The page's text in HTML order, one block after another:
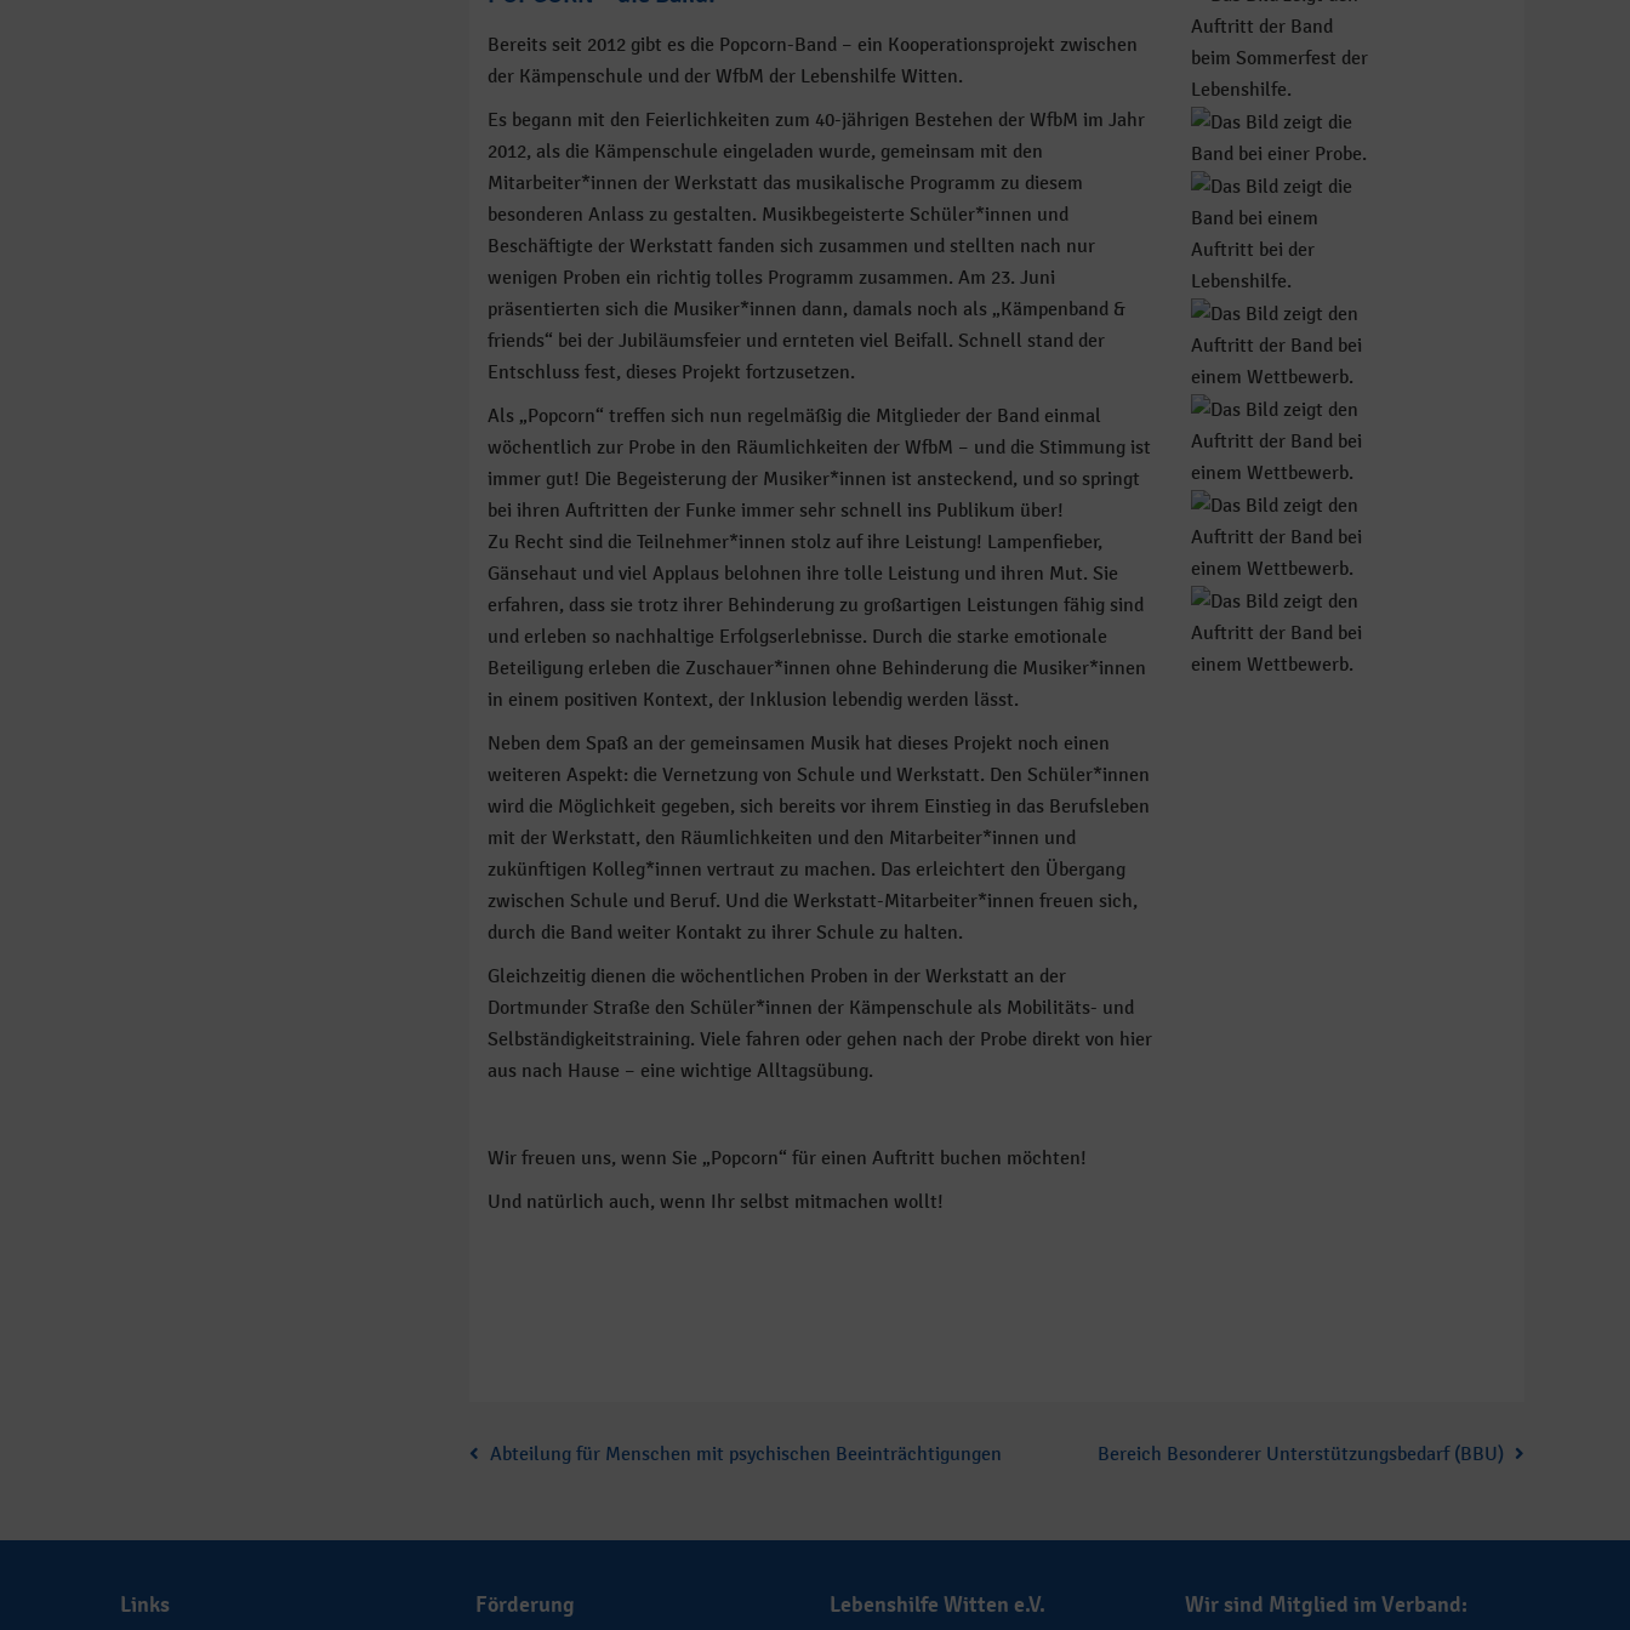
Bereits seit 2012 gibt es die Popcorn-Band – ein Kooperationsprojekt zwischen
der Kämpenschule und der WfbM der Lebenshilfe Witten.
Es begann mit den Feierlichkeiten zum 40-jährigen Bestehen der WfbM im Jahr
2012, als die Kämpenschule eingeladen wurde, gemeinsam mit den
Mitarbeiter*innen der Werkstatt das musikalische Programm zu diesem
besonderen Anlass zu gestalten. Musikbegeisterte Schüler*innen und
Beschäftigte der Werkstatt fanden sich zusammen und stellten nach nur
wenigen Proben ein richtig tolles Programm zusammen. Am 23. Juni
präsentierten sich die Musiker*innen dann, damals noch als „Kämpenband &
friends“ bei der Jubiläumsfeier und ernteten viel Beifall. Schnell stand der
Entschluss fest, dieses Projekt fortzusetzen.
Als „Popcorn“ treffen sich nun regelmäßig die Mitglieder der Band einmal
wöchentlich zur Probe in den Räumlichkeiten der WfbM – und die Stimmung ist
immer gut! Die Begeisterung der Musiker*innen ist ansteckend, und so springt
bei ihren Auftritten der Funke immer sehr schnell ins Publikum über!
Zu Recht sind die Teilnehmer*innen stolz auf ihre Leistung! Lampenfieber,
Gänsehaut und viel Applaus belohnen ihre tolle Leistung und ihren Mut. Sie
erfahren, dass sie trotz ihrer Behinderung zu großartigen Leistungen fähig sind
und erleben so nachhaltige Erfolgserlebnisse. Durch die starke emotionale
Beteiligung erleben die Zuschauer*innen ohne Behinderung die Musiker*innen
in einem positiven Kontext, der Inklusion lebendig werden lässt.
Neben dem Spaß an der gemeinsamen Musik hat dieses Projekt noch einen
weiteren Aspekt: die Vernetzung von Schule und Werkstatt. Den Schüler*innen
wird die Möglichkeit gegeben, sich bereits vor ihrem Einstieg in das Berufsleben
mit der Werkstatt, den Räumlichkeiten und den Mitarbeiter*innen und
zukünftigen Kolleg*innen vertraut zu machen. Das erleichtert den Übergang
zwischen Schule und Beruf. Und die Werkstatt-Mitarbeiter*innen freuen sich,
durch die Band weiter Kontakt zu ihrer Schule zu halten.
Gleichzeitig dienen die wöchentlichen Proben in der Werkstatt an der
Dortmunder Straße den Schüler*innen der Kämpenschule als Mobilitäts- und
Selbständigkeitstraining. Viele fahren oder gehen nach der Probe direkt von hier
aus nach Hause – eine wichtige Alltagsübung.
Wir freuen uns, wenn Sie „Popcorn“ für einen Auftritt buchen möchten!
Und natürlich auch, wenn Ihr selbst mitmachen wollt!
Abteilung für Menschen mit psychischen Beeinträchtigungen Bereich Besonderer Unterstützungsbedarf (BBU)
Links Förderung Lebenshilfe Witten e.V. Wir sind Mitglied im Verband: